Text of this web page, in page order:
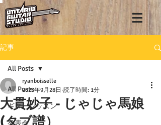
記事
All Posts
ギターレッスン
発表会
All Posts
大貫妙子 - じゃじゃ馬娘
ryanboisselle
2023年9月28日 読了時間: 1分